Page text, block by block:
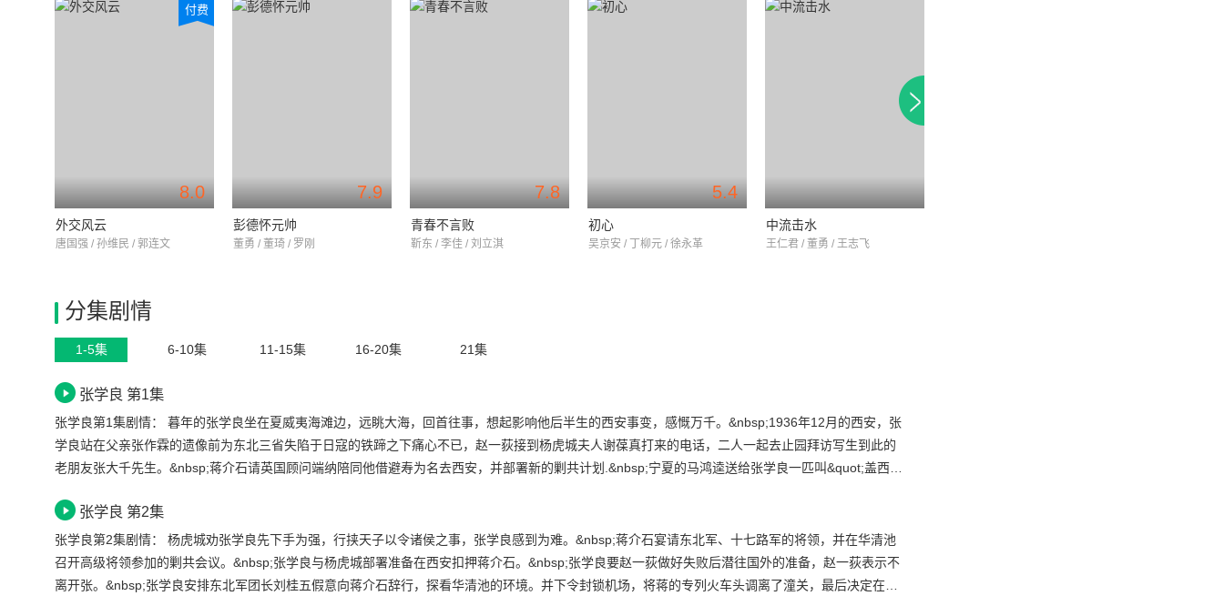
8.0
付费
外交风云
唐国强 / 孙维民 / 郭连文
7.9
彭德怀元帅
董勇 / 董琦 / 罗刚
7.8
青春不言败
靳东 / 李佳 / 刘立淇
5.4
初心
吴京安 / 丁柳元 / 徐永革
中流击水
王仁君 / 董勇 / 王志飞
分集剧情
1-5集 6-10集 11-15集 16-20集 21集
张学良 第1集
张学良第1集剧情： 暮年的张学良坐在夏威夷海滩边，远眺大海，回首往事，想起影响他后半生的西安事变，感慨万千。&nbsp;1936年12月的西安，张
学良站在父亲张作霖的遗像前为东北三省失陷于日寇的铁蹄之下痛心不已，赵一荻接到杨虎城夫人谢葆真打来的电话，二人一起去止园拜访写生到此的
老朋友张大千先生。&nbsp;蒋介石请英国顾问端纳陪同他借避寿为名去西安，并部署新的剿共计划.&nbsp;宁夏的马鸿逵送给张学良一匹叫&quot;盖西北
&quot;盖西北&quot;与火车赛跑。
张学良 第2集
张学良第2集剧情： 杨虎城劝张学良先下手为强，行挟天子以令诸侯之事，张学良感到为难。&nbsp;蒋介石宴请东北军、十七路军的将领，并在华清池
召开高级将领参加的剿共会议。&nbsp;张学良与杨虎城部署准备在西安扣押蒋介石。&nbsp;张学良要赵一荻做好失败后潜往国外的准备，赵一荻表示不
离开张。&nbsp;张学良安排东北军团长刘桂五假意向蒋介石辞行，探看华清池的环境。并下令封锁机场，将蒋的专列火车头调离了潼关，最后决定在十